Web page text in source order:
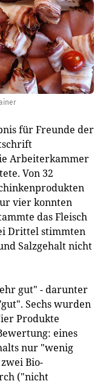
für Freunde der
Arbeiterkammer
Von 32
vier konnten
das Fleisch
Drittel stimmten
Salzgehalt nicht
gut" - darunter
Sechs wurden
Produkte
eines
nur "wenig
Bio-
("nicht